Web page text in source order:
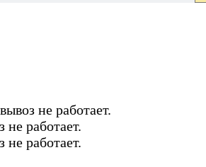
не работает.
работает.
работает.